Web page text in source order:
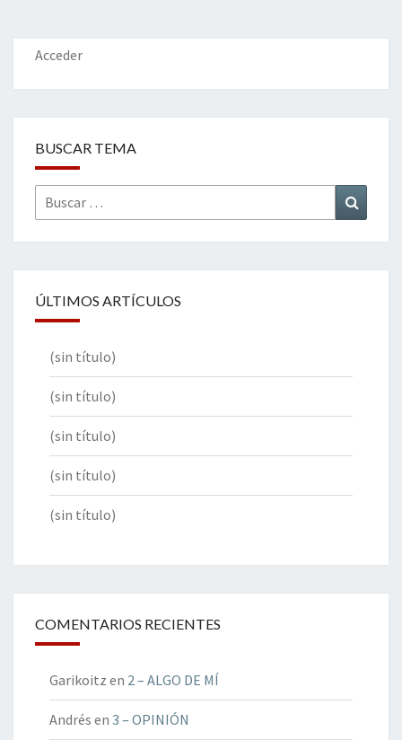
o
k
n
ar
Acceder
BUSCAR TEMA
Buscar
por:
ÚLTIMOS ARTÍCULOS
(sin título)
(sin título)
(sin título)
(sin título)
(sin título)
COMENTARIOS RECIENTES
Garikoitz en 2 – ALGO DE MÍ
Andrés en 3 – OPINIÓN